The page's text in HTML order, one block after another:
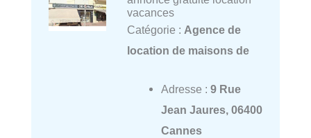
vacances
Catégorie : Agence de
location de maisons de
Adresse : 9 Rue
Jean Jaures, 06400
Cannes